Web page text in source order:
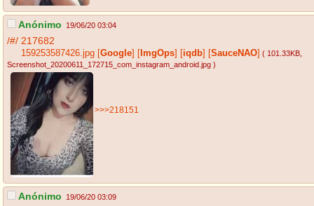
Anónimo 19/06/20 03:04
/#/ 217682
159253587426.jpg [Google] [ ImgOps] [iqdb] [SauceNAO] ( 101.33KB
Screenshot_20200611_172715_com_instagram_android.jpg )
>>>218151
Anónimo 19/06/20 03:09